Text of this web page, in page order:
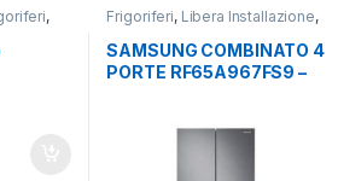
,
Frigoriferi, Libera Installazione,
SAMSUNG
SAMSUNG COMBINATO 4
PORTE RF65A967FS9 –